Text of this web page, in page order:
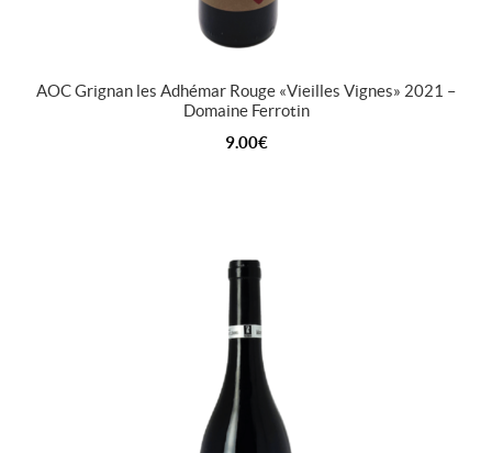
AOC Grignan les Adhémar Rouge « Vieilles Vignes » 2021 –
Domaine Ferrotin
9.00€